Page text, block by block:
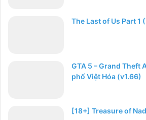
The Last of Us Part 1
GTA 5 – Grand Theft
phố Việt Hóa (v1.66)
[18+] Treasure of